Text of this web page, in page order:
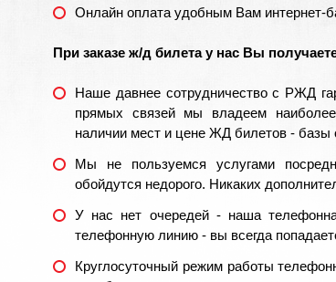
Онлайн оплата удобным Вам интернет-
При заказе ж/д билета у нас Вы
Наше давнее сотрудничество с РЖД
прямых связей мы владеем
наличии мест и цене ЖД билетов - базы
Мы не пользуемся услугами
обойдутся недорого. Никаких
У нас нет очередей - наша
телефонную линию - вы всегда
Круглосуточный режим работы